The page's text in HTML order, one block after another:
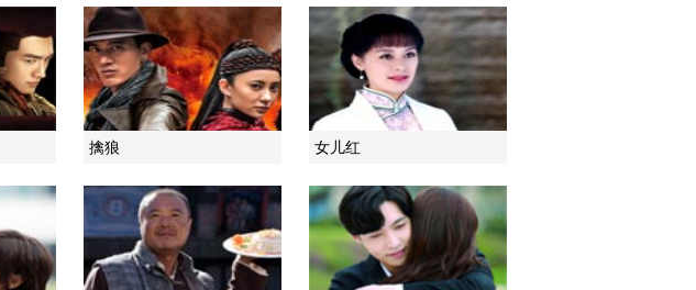
《雪狼》 第12集
2011-12-22 08:33:53
《雪狼》 第13集
2011-12-23 08:52:07
《雪狼》 第14集
擒狼 女儿红